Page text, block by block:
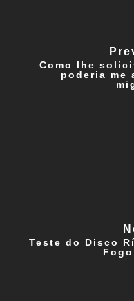
Como lhe
poderia me
Teste do Disco